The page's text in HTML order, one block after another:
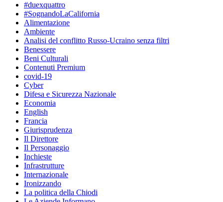
#duexquattro
#SognandoLaCalifornia
Alimentazione
Ambiente
Analisi del conflitto Russo-Ucraino senza filtri
Benessere
Beni Culturali
Contenuti Premium
covid-19
Cyber
Difesa e Sicurezza Nazionale
Economia
English
Francia
Giurisprudenza
Il Direttore
Il Personaggio
Inchieste
Infrastrutture
Internazionale
Ironizzando
La politica della Chiodi